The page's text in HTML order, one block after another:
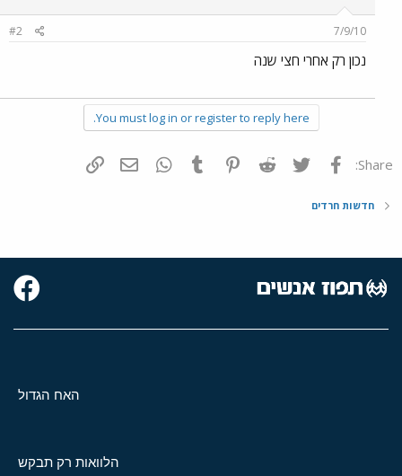
7/9/10
#2
נכון רק אחרי חצי שנה
You must log in or register to reply here.
Share: פייסבוק Twitter
Reddit
Pinterest
Tumblr
WhatsAppדואר אלקטרוני
חדשות חרדים
האח הגדול
הלוואות רק תבקש